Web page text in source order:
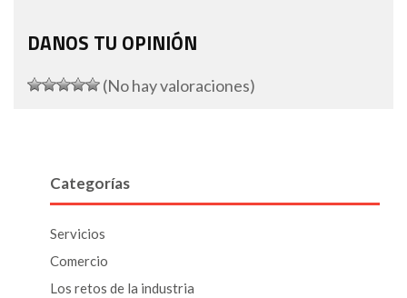
DANOS TU OPINIÓN
(No hay valoraciones)
Categorías
Servicios
Comercio
Los retos de la industria